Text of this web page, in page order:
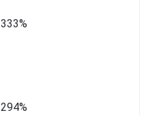
333%
294%